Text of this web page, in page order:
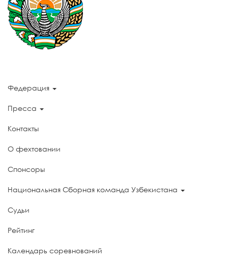
Федерация
Пресса
Контакты
О фехтовании
Спонсоры
Национальная Сборная команда Узбекистана
Судьи
Рейтинг
Календарь соревнований